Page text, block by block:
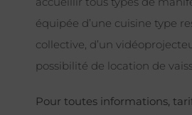
équipée d’une cuisine type
collective, d’un
possibilité de location de
Pour toutes informations,